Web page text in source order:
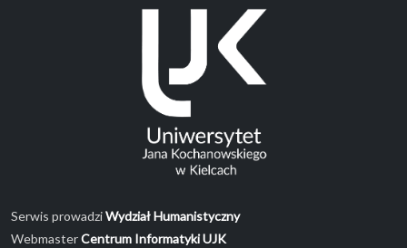
Serwis prowadziWydział Humanistyczny
WebmasterCentrum Informatyki UJK